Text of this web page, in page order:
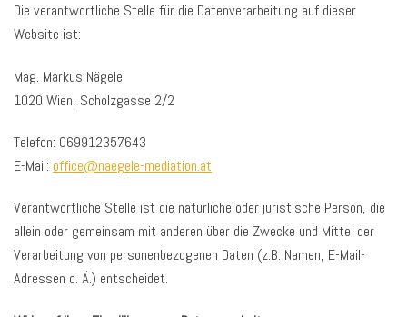
Die verantwortliche Stelle für die Datenverarbeitung auf dieser
Website ist:
Mag. Markus Nägele
1020 Wien, Scholzgasse 2/2
Telefon: 069912357643
E-Mail: office@naegele-mediation.at
Verantwortliche Stelle ist die natürliche oder juristische Person, die
allein oder gemeinsam mit anderen über die Zwecke und Mittel der
Verarbeitung von personenbezogenen Daten (z.B. Namen, E-Mail-
Adressen o. Ä.) entscheidet.